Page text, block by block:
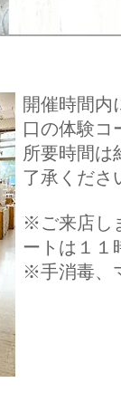
開催時間内
口の体験コ
所要時間は
了承くださ
​※ご来店し
ートは１１
​※手消毒、